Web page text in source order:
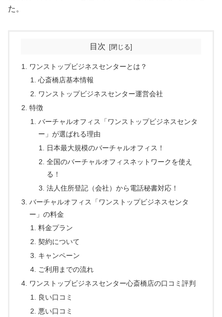
た。
目次
ワンストップビジネスセンターとは？
心斎橋店基本情報
ワンストップビジネスセンター運営会社
特徴
バーチャルオフィス「ワンストップビジネスセンタ
ー」が選ばれる理由
日本最大規模のバーチャルオフィス！
全国のバーチャルオフィスネットワークを使え
る！
法人住所登記（会社）から電話秘書対応！
バーチャルオフィス「ワンストップビジネスセンタ
ー」の料金
料金プラン
契約について
キャンペーン
ご利用までの流れ
ワンストップビジネスセンター心斎橋店の口コミ評判
良い口コミ
悪い口コミ